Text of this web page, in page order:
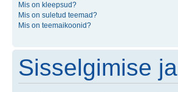
Mis on kleepsud?
Mis on suletud teemad?
Mis on teemaikoonid?
Sisselgimise